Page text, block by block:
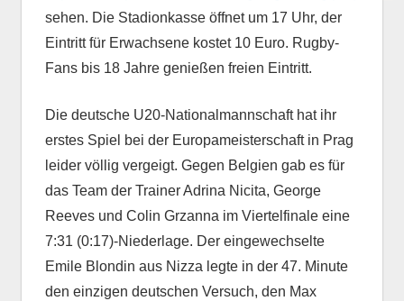
sehen. Die Stadionkasse öffnet um 17 Uhr, der
Eintritt für Erwachsene kostet 10 Euro. Rugby-
Fans bis 18 Jahre genießen freien Eintritt.
Die deutsche U20-Nationalmannschaft hat ihr
erstes Spiel bei der Europameisterschaft in Prag
leider völlig vergeigt. Gegen Belgien gab es für
das Team der Trainer Adrina Nicita, George
Reeves und Colin Grzanna im Viertelfinale eine
7:31 (0:17)-Niederlage. Der eingewechselte
Emile Blondin aus Nizza legte in der 47. Minute
den einzigen deutschen Versuch, den Max